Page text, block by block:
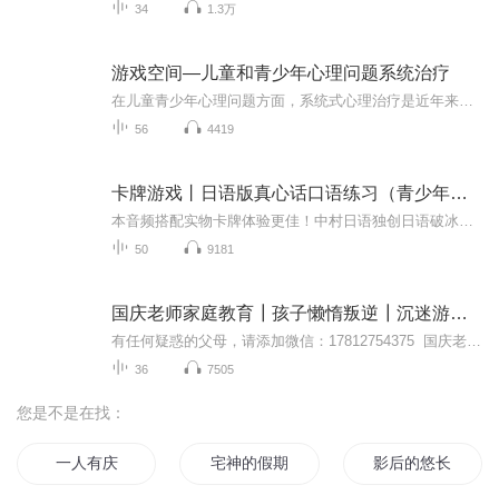
34 1.3万
游戏空间—儿童和青少年心理问题系统治疗
56 4419
卡牌游戏丨日语版真心话口语练习（青少年版）
50 9181
国庆老师家庭教育┃孩子懒惰叛逆┃沉迷游戏┃厌学
36 7505
您是不是在找：
一人有庆 宅神的假期 影后的悠长假期